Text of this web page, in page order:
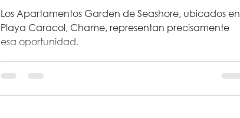
Los Apartamentos Garden de Seashore, ubicados en
Playa Caracol, Chame, representan precisamente
esa oportunidad.